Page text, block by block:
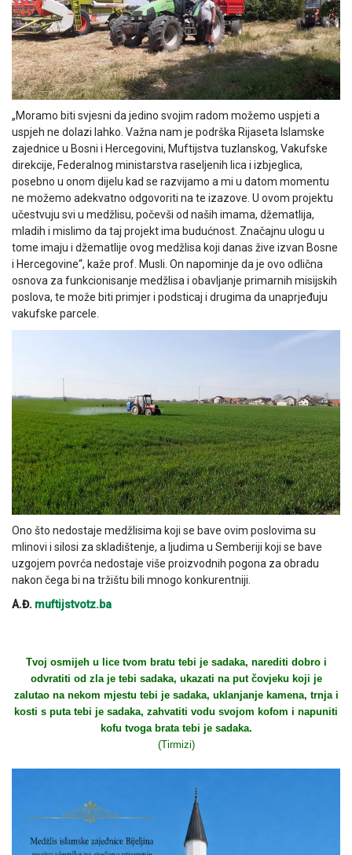
„Moramo biti svjesni da jedino svojim radom možemo uspjeti a
uspjeh ne dolazi lahko. Važna nam je podrška Rijaseta Islamske
zajednice u Bosni i Hercegovini, Muftijstva tuzlanskog, Vakufske
direkcije, Federalnog ministarstva raseljenih lica i izbjeglica,
posebno u onom dijelu kad se razvijamo a mi u datom momentu
ne možemo adekvatno odgovoriti na te izazove. U ovom projektu
učestvuju svi u medžlisu, počevši od naših imama, džematlija,
mladih i mislimo da taj projekt ima budućnost. Značajnu ulogu u
tome imaju i džematlije ovog medžlisa koji danas žive izvan Bosne
i Hercegovine“, kaže prof. Musli. On napominje da je ovo odlična
osnova za funkcionisanje medžlisa i obavljanje primarnih misijskih
poslova, te može biti primjer i podsticaj i drugima da unaprjeđuju
vakufske parcele.
Ono što nedostaje medžlisima koji se bave ovim poslovima su
mlinovi i silosi za skladištenje, a ljudima u Semberiji koji se bave
uzgojem povrća nedostaje više proizvodnih pogona za obradu
nakon čega bi na tržištu bili mnogo konkurentniji.
A.Đ. muftijstvotz.ba
Tvoj osmijeh u lice tvom bratu tebi je sadaka, narediti dobro i
odvratiti od zla je tebi sadaka, ukazati na put čovjeku koji je
zalutao na nekom mjestu tebi je sadaka, uklanjanje kamena, trnja i
kosti s puta tebi je sadaka, zahvatiti vodu svojom kofom i napuniti
kofu tvoga brata tebi je sadaka.
(Tirmizi)